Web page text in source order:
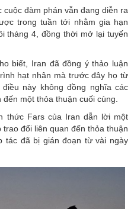
đàm phán vẫn đang diễn ra
trong tuần tới nhằm gia hạn
tháng 4, đồng thời mở lại tuyến
biết, Iran đã đồng ý thảo luận
hạt nhân mà trước đây họ từ
này không đồng nghĩa các
một thỏa thuận cuối cùng.
thức Fars của Iran dẫn lời một
đổi liên quan đến thỏa thuận
tác đã bị gián đoạn từ vài ngày